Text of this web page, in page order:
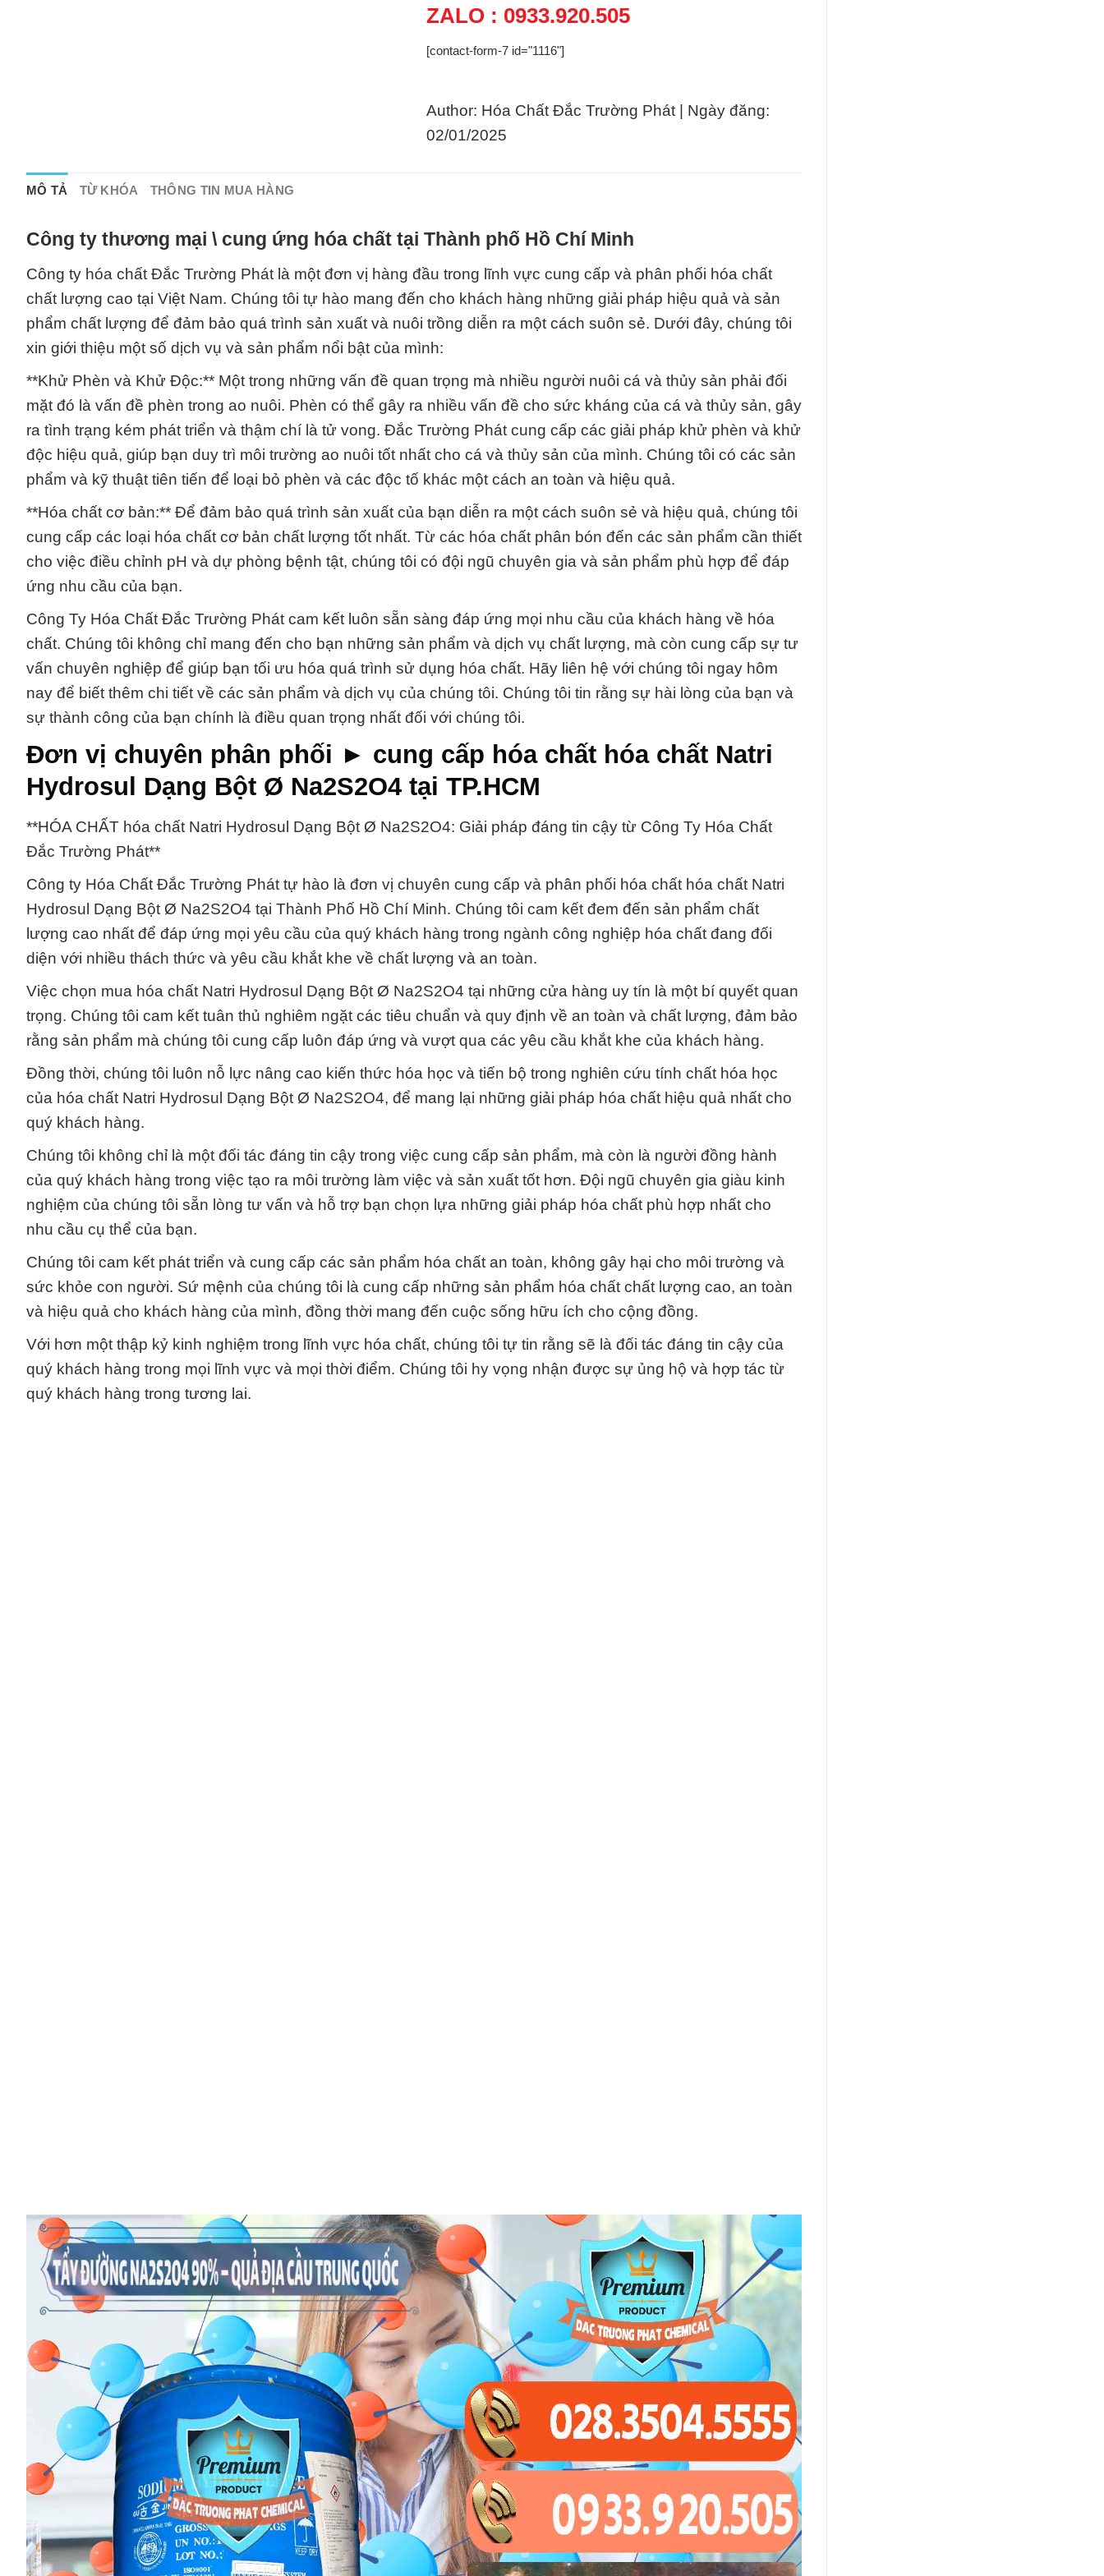
ZALO : 0933.920.505
[contact-form-7 id="1116"]
Author: Hóa Chất Đắc Trường Phát | Ngày đăng:
02/01/2025
MÔ TẢ TỪ KHÓA THÔNG TIN MUA HÀNG
Công ty thương mại \ cung ứng hóa chất tại Thành phố Hồ Chí Minh
Công ty hóa chất Đắc Trường Phát là một đơn vị hàng đầu trong lĩnh vực cung cấp và phân phối hóa chất
chất lượng cao tại Việt Nam. Chúng tôi tự hào mang đến cho khách hàng những giải pháp hiệu quả và sản
phẩm chất lượng để đảm bảo quá trình sản xuất và nuôi trồng diễn ra một cách suôn sẻ. Dưới đây, chúng tôi
xin giới thiệu một số dịch vụ và sản phẩm nổi bật của mình:
**Khử Phèn và Khử Độc:** Một trong những vấn đề quan trọng mà nhiều người nuôi cá và thủy sản phải đối
mặt đó là vấn đề phèn trong ao nuôi. Phèn có thể gây ra nhiều vấn đề cho sức kháng của cá và thủy sản, gây
ra tình trạng kém phát triển và thậm chí là tử vong. Đắc Trường Phát cung cấp các giải pháp khử phèn và khử
độc hiệu quả, giúp bạn duy trì môi trường ao nuôi tốt nhất cho cá và thủy sản của mình. Chúng tôi có các sản
phẩm và kỹ thuật tiên tiến để loại bỏ phèn và các độc tố khác một cách an toàn và hiệu quả.
**Hóa chất cơ bản:** Để đảm bảo quá trình sản xuất của bạn diễn ra một cách suôn sẻ và hiệu quả, chúng tôi
cung cấp các loại hóa chất cơ bản chất lượng tốt nhất. Từ các hóa chất phân bón đến các sản phẩm cần thiết
cho việc điều chỉnh pH và dự phòng bệnh tật, chúng tôi có đội ngũ chuyên gia và sản phẩm phù hợp để đáp
ứng nhu cầu của bạn.
Công Ty Hóa Chất Đắc Trường Phát cam kết luôn sẵn sàng đáp ứng mọi nhu cầu của khách hàng về hóa
chất. Chúng tôi không chỉ mang đến cho bạn những sản phẩm và dịch vụ chất lượng, mà còn cung cấp sự tư
vấn chuyên nghiệp để giúp bạn tối ưu hóa quá trình sử dụng hóa chất. Hãy liên hệ với chúng tôi ngay hôm
nay để biết thêm chi tiết về các sản phẩm và dịch vụ của chúng tôi. Chúng tôi tin rằng sự hài lòng của bạn và
sự thành công của bạn chính là điều quan trọng nhất đối với chúng tôi.
Đơn vị chuyên phân phối ► cung cấp hóa chất hóa chất Natri
Hydrosul Dạng Bột Ø Na2S2O4 tại TP.HCM
**HÓA CHẤT hóa chất Natri Hydrosul Dạng Bột Ø Na2S2O4: Giải pháp đáng tin cậy từ Công Ty Hóa Chất
Đắc Trường Phát**
Công ty Hóa Chất Đắc Trường Phát tự hào là đơn vị chuyên cung cấp và phân phối hóa chất hóa chất Natri
Hydrosul Dạng Bột Ø Na2S2O4 tại Thành Phố Hồ Chí Minh. Chúng tôi cam kết đem đến sản phẩm chất
lượng cao nhất để đáp ứng mọi yêu cầu của quý khách hàng trong ngành công nghiệp hóa chất đang đối
diện với nhiều thách thức và yêu cầu khắt khe về chất lượng và an toàn.
Việc chọn mua hóa chất Natri Hydrosul Dạng Bột Ø Na2S2O4 tại những cửa hàng uy tín là một bí quyết quan
trọng. Chúng tôi cam kết tuân thủ nghiêm ngặt các tiêu chuẩn và quy định về an toàn và chất lượng, đảm bảo
rằng sản phẩm mà chúng tôi cung cấp luôn đáp ứng và vượt qua các yêu cầu khắt khe của khách hàng.
Đồng thời, chúng tôi luôn nỗ lực nâng cao kiến thức hóa học và tiến bộ trong nghiên cứu tính chất hóa học
của hóa chất Natri Hydrosul Dạng Bột Ø Na2S2O4, để mang lại những giải pháp hóa chất hiệu quả nhất cho
quý khách hàng.
Chúng tôi không chỉ là một đối tác đáng tin cậy trong việc cung cấp sản phẩm, mà còn là người đồng hành
của quý khách hàng trong việc tạo ra môi trường làm việc và sản xuất tốt hơn. Đội ngũ chuyên gia giàu kinh
nghiệm của chúng tôi sẵn lòng tư vấn và hỗ trợ bạn chọn lựa những giải pháp hóa chất phù hợp nhất cho
nhu cầu cụ thể của bạn.
Chúng tôi cam kết phát triển và cung cấp các sản phẩm hóa chất an toàn, không gây hại cho môi trường và
sức khỏe con người. Sứ mệnh của chúng tôi là cung cấp những sản phẩm hóa chất chất lượng cao, an toàn
và hiệu quả cho khách hàng của mình, đồng thời mang đến cuộc sống hữu ích cho cộng đồng.
Với hơn một thập kỷ kinh nghiệm trong lĩnh vực hóa chất, chúng tôi tự tin rằng sẽ là đối tác đáng tin cậy của
quý khách hàng trong mọi lĩnh vực và mọi thời điểm. Chúng tôi hy vọng nhận được sự ủng hộ và hợp tác từ
quý khách hàng trong tương lai.